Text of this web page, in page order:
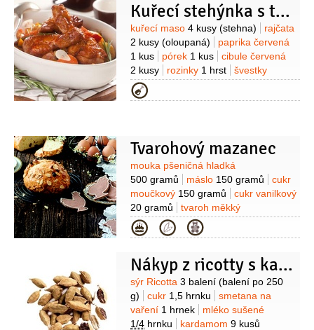
(opražené)
Krém: Hera máslová
příchuť
250 gramů
cukr moučkový
190 gramů
mléko
50 mililitrů
mandle 1/2
lžičky
(extrakt)
čokoláda bílá
75 gramů
smetana30 mililitrů (33%)
Na ozdobu:
Kuřecí stehýnka s tmavou čokoládou
Suroviny
kuřecí maso 4 kusy (stehna)
rajčata
2 kusy (oloupaná)
paprika červená
1 kus
pórek 1 kus
cibule červená
2 kusy
rozinky 1 hrst
švestky
sušené
(čerstvý, nasekaný )
mandlové
Kategorie
Tvarohový mazanec
Suroviny
mouka pšeničná hladká
500 gramů
máslo 150 gramů
cukr
moučkový 150 gramů
cukr vanilkový
20 gramů
tvaroh měkký
250 gramů
vejce
potření)
citronová kůra1 kus
šťáva
Kategorie
Nákyp z ricotty s kardamomem
Suroviny
sýr Ricotta 3 balení (balení po 250
g)
cukr 1,5 hrnku
smetana na
vaření 1 hrnek
mléko sušené
1/4 hrnku kardamom 9 kusů